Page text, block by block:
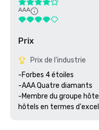
AAA
Prix
Prix de l'industrie
-Forbes 4 étoiles
-AAA Quatre diamants
-Membre du groupe